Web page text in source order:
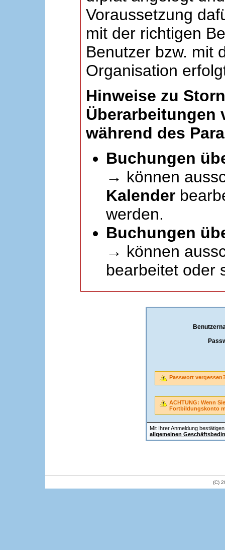
Voraussetzung
mit der richtigen
Benutzer bzw. mit
Organisation
Hinweise zu
Überarbeitungen
während des
Buchungen
→ können
Kalender
werden.
Buchungen
→ können
bearbeitet oder
Mit Ihrer Anmeldung
allgemeinen
Passwort
ACHTUNG: Wenn
Fortbildungskonto
(C)